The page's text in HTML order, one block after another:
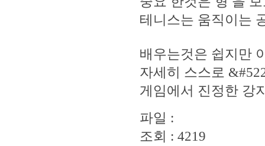
테니스는 움직이는
배우는것은 쉽지만
자세히 스스로
게임에서 진정한 강
파일 :
조회 : 4219